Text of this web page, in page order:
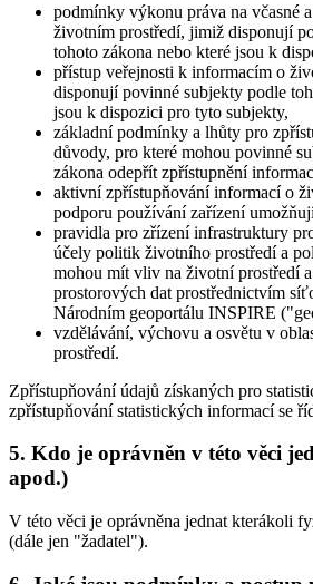
podmínky výkonu práva na včasné
životním prostředí, jimiž disponují
tohoto zákona nebo které jsou k
přístup veřejnosti k informacím o
disponují povinné subjekty podle
jsou k dispozici pro tyto subjekty,
základní podmínky a lhůty pro
důvody, pro které mohou povinné
zákona odepřít zpřístupnění
aktivní zpřístupňování informací o
podporu používání zařízení
pravidla pro zřízení infrastruktury
účely politik životního prostředí a
mohou mít vliv na životní prostředí
prostorových dat prostřednictvím
Národním geoportálu INSPIRE
vzdělávání, výchovu a osvětu v
prostředí.
Zpřístupňování údajů získaných pro
zpřístupňování statistických informací se
5. Kdo je oprávněn v této věci
apod.)
V této věci je oprávněna jednat kterákoli
(dále jen "žadatel").